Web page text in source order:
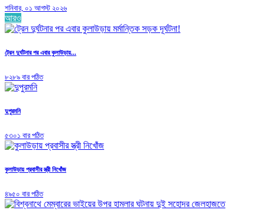
শনিবার, ০১ আগস্ট ২০২৬
আরও
ট্রেন দুর্ঘটনার পর এবার কুলাউড়ায়...
৮২৮৯ বার পঠিত
দুপুরমনি
৫৩০১ বার পঠিত
কুলাউড়ায় প্রবাসীর স্ত্রী নিখোঁজ
৪৯৫০ বার পঠিত